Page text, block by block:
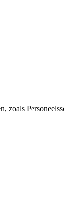
zoals